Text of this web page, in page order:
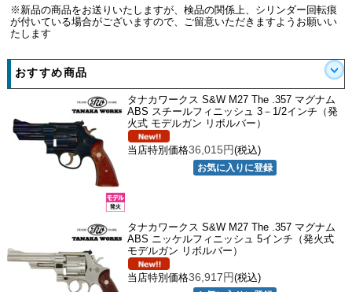
※新品の商品をお送りいたしますが、検品の関係上、シリンダー回転痕
が付いている場合がございますので、ご留意いただきますようお願いい
たします
おすすめ商品
タナカワークス S&W M27 The .357 マグナム
ABS スチールフィニッシュ 3－1/2インチ（発
火式 モデルガン リボルバー）
当店特別価格36,015円(税込)
タナカワークス S&W M27 The .357 マグナム
ABS ニッケルフィニッシュ 5インチ（発火式
モデルガン リボルバー）
当店特別価格36,917円(税込)